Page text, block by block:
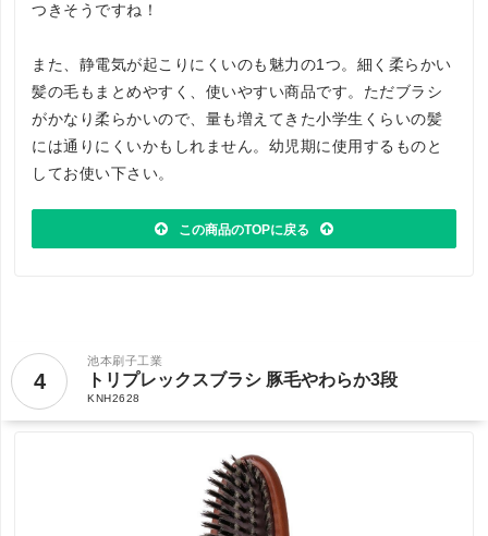
つきそうですね！
また、静電気が起こりにくいのも魅力の1つ。細く柔らかい
髪の毛もまとめやすく、使いやすい商品です。ただブラシ
がかなり柔らかいので、量も増えてきた小学生くらいの髪
には通りにくいかもしれません。幼児期に使用するものと
してお使い下さい。
この商品のTOPに戻る
4
池本刷子工業
トリプレックスブラシ 豚毛やわらか3段
KNH2628